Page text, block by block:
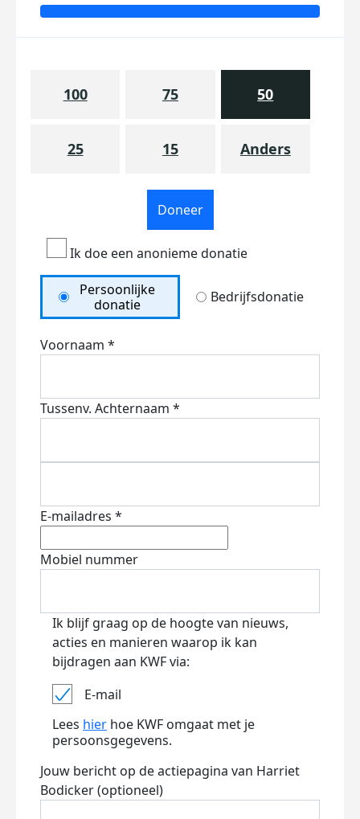
100 75 50
25 15 Anders
Doneer
Ik doe een anonieme donatie
Persoonlijke
donatie
Bedrijfsdonatie
Voornaam *
Tussenv. Achternaam *
E-mailadres *
Mobiel nummer
Ik blijf graag op de hoogte van nieuws,
acties en manieren waarop ik kan
bijdragen aan KWF via:
E-mail
Lees hier hoe KWF omgaat met je
persoonsgegevens.
Jouw bericht op de actiepagina van Harriet
Bodicker (optioneel)